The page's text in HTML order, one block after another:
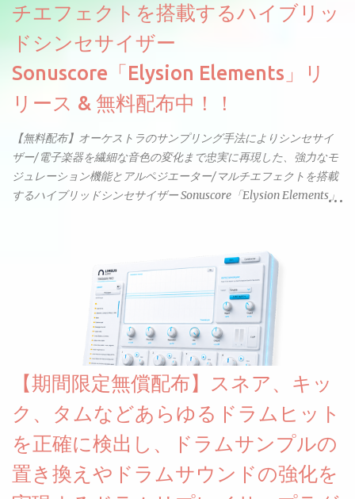
チエフェクトを搭載するハイブリッ
ドシンセサイザー
Sonuscore「Elysion Elements」リ
リース & 無料配布中！！
【無料配布】オーケストラのサンプリング手法によりシンセサイ
ザー/電子楽器を繊細な音色の変化まで忠実に再現した、強力なモ
ジュレーション機能とアルペジエーター/マルチエフェクトを搭載
するハイブリッドシンセサイザー Sonuscore「Elysion Elements」
えるようになっています。総容量も7GBを超えます。複数の設定に
より音色が作りこまれているため、あらかじめアルペジオがプロ
グラムされているプリセットも多いですが、アルペジオを切るこ
とももちろんできます。 ほとんどのシンセライブラリは、音を一
度サンプリングしてベロシティで音量を調整します。 しかし、
ELYSIONは違います。ビンテージシンセを含む様々な音源から、
複数のベロシティレイヤーにわたって録音し、各レイヤーを整形
することで、弱く演奏した場合と強く演奏した場合で、全く異な
る音色が得られます。単に音量を変えただけの同じ音ではありま
せん。
【期間限定無償配布】スネア、キッ
ク、タムなどあらゆるドラムヒット
を正確に検出し、ドラムサンプルの
置き換えやドラムサウンドの強化を